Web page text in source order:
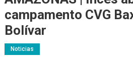
campamento CVG
Bolívar
Noticias